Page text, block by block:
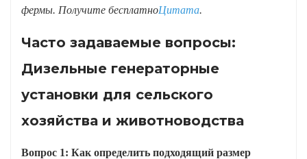
фермы. Получите бесплатноЦитата.
Часто задаваемые вопросы:
Дизельные генераторные
установки для сельского
хозяйства и животноводства
Вопрос 1: Как определить подходящий размер